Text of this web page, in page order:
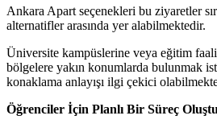
Ankara Apart seçenekleri bu ziyaretler
alternatifler arasında yer alabilmektedir.
Üniversite kampüslerine veya eğitim
bölgelere yakın konumlarda bulunmak
konaklama anlayışı ilgi çekici
Öğrenciler İçin Planlı Bir Süreç